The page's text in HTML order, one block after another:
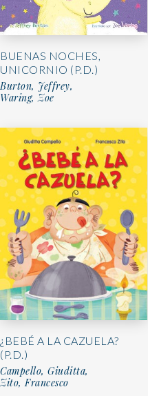
BUENAS NOCHES,
UNICORNIO (P.D.)
Burton, Jeffrey,
Waring, Zoe
¿BEBÉ A LA CAZUELA?
(P.D.)
Campello, Giuditta,
Zito, Francesco